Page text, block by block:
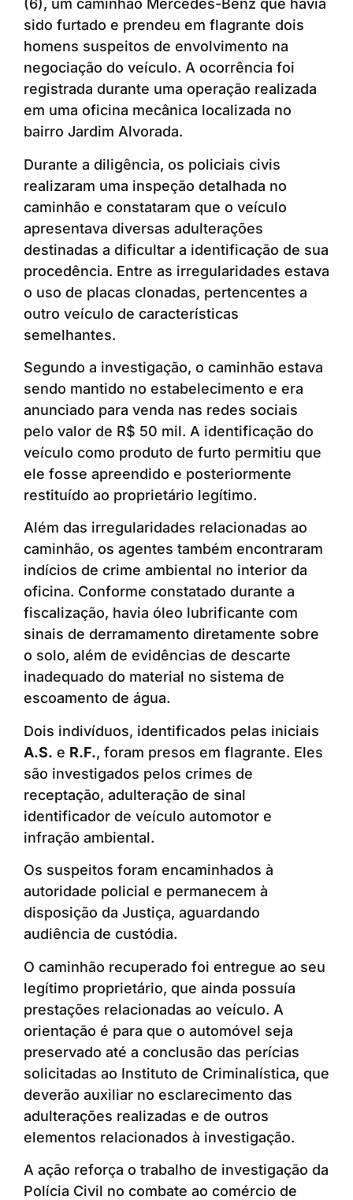
(6), um caminhão Mercedes-Benz que havia
sido furtado e prendeu em flagrante dois
homens suspeitos de envolvimento na
negociação do veículo. A ocorrência foi
registrada durante uma operação realizada
em uma oficina mecânica localizada no
bairro Jardim Alvorada.
Durante a diligência, os policiais civis
realizaram uma inspeção detalhada no
caminhão e constataram que o veículo
apresentava diversas adulterações
destinadas a dificultar a identificação de sua
procedência. Entre as irregularidades estava
o uso de placas clonadas, pertencentes a
outro veículo de características
semelhantes.
Segundo a investigação, o caminhão estava
sendo mantido no estabelecimento e era
anunciado para venda nas redes sociais
pelo valor de R$ 50 mil. A identificação do
veículo como produto de furto permitiu que
ele fosse apreendido e posteriormente
restituído ao proprietário legítimo.
Além das irregularidades relacionadas ao
caminhão, os agentes também encontraram
indícios de crime ambiental no interior da
oficina. Conforme constatado durante a
fiscalização, havia óleo lubrificante com
sinais de derramamento diretamente sobre
o solo, além de evidências de descarte
inadequado do material no sistema de
escoamento de água.
Dois indivíduos, identificados pelas iniciais
A.S. e R.F., foram presos em flagrante. Eles
são investigados pelos crimes de
receptação, adulteração de sinal
identificador de veículo automotor e
infração ambiental.
Os suspeitos foram encaminhados à
autoridade policial e permanecem à
disposição da Justiça, aguardando
audiência de custódia.
O caminhão recuperado foi entregue ao seu
legítimo proprietário, que ainda possuía
prestações relacionadas ao veículo. A
orientação é para que o automóvel seja
preservado até a conclusão das perícias
solicitadas ao Instituto de Criminalística, que
deverão auxiliar no esclarecimento das
adulterações realizadas e de outros
elementos relacionados à investigação.
A ação reforça o trabalho de investigação da
Polícia Civil no combate ao comércio de